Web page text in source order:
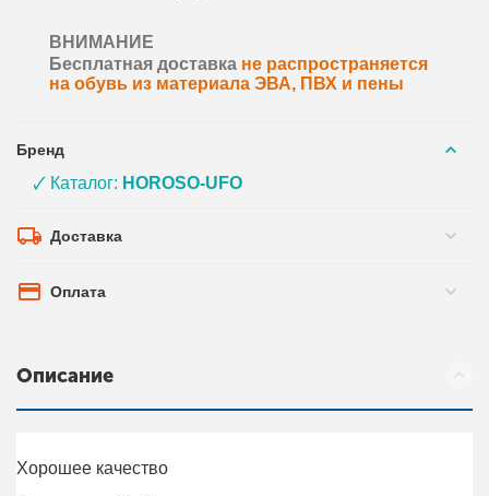
ВНИМАНИЕ
Бесплатная доставка не распространяется
на обувь из материала ЭВА, ПВХ и пены
Бренд
🗸 Каталог: HOROSO-UFO
Доставка
Оплата
Описание
Хорошее качество